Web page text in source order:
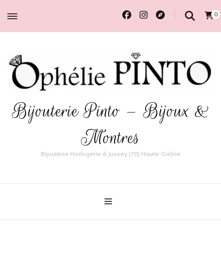
0
Bijouterie Pinto – Bijoux &
Montres
Bijouterie Horlogerie à Jussey (70) Haute-Saône